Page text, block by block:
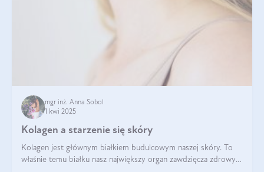
mgr inż. Anna Sobol
1 kwi 2025
Kolagen a starzenie się skóry
Kolagen jest głównym białkiem budulcowym naszej skóry. To
właśnie temu białku nasz największy organ zawdzięcza zdrowy